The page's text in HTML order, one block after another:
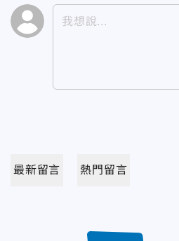
最新留言 熱門留言